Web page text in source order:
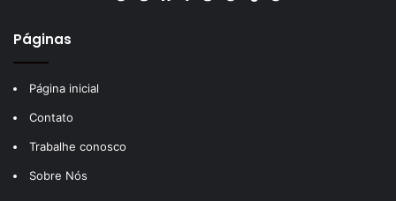
Páginas
Página inicial
Contato
Trabalhe conosco
Sobre Nós